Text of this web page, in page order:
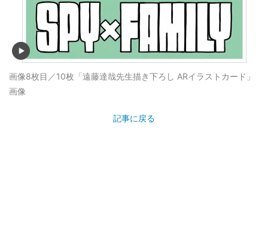
画像8枚目／10枚 「遠藤達哉先生描き下ろし ARイラストカード」
画像
記事に戻る